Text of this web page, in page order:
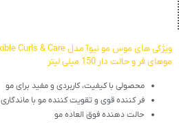
موهای فر و حالت دار 150 میلی لیتر
محصولی با کیفیت، کاربردی و مفید برای مو
فر کننده قوی و تقویت کننده مو با ماندگاری 24 ساعته
حالت دهنده فوق العاده مو